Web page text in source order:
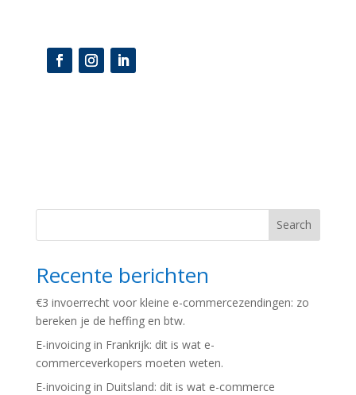
Search
Recente berichten
€3 invoerrecht voor kleine e-commercezendingen: zo
bereken je de heffing en btw.
E-invoicing in Frankrijk: dit is wat e-
commerceverkopers moeten weten.
E-invoicing in Duitsland: dit is wat e-commerce